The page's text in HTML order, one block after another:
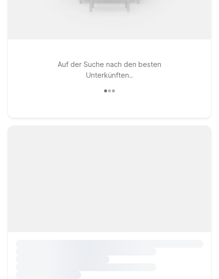
Auf der Suche nach den besten
Unterkünften..